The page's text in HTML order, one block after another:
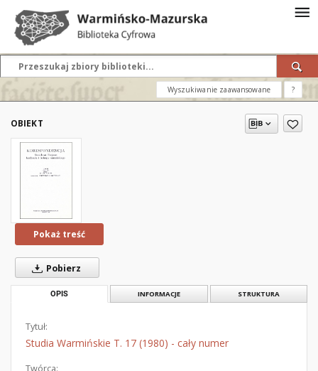
Wyszukiwanie zaawansowane ?
OBIEKT
Pokaż treść
Pobierz
OPIS INFORMACJE STRUKTURA
Tytuł:
Studia Warmińskie T. 17 (1980) - cały numer
Twórca: